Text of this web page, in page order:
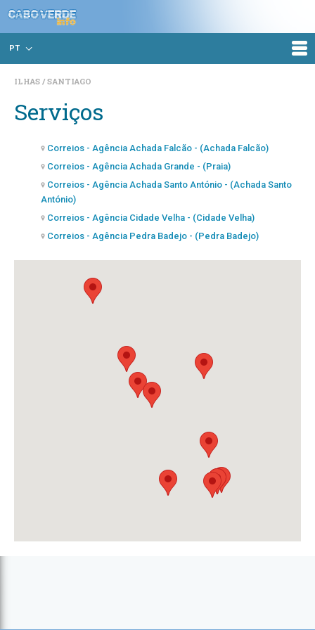
PT
ILHAS SANTIAGO
Serviços
Correios - Agência Achada Falcão - (Achada Falcão)
Correios - Agência Achada Grande - (Praia)
Correios - Agência Achada Santo António - (Achada Santo
António)
Correios - Agência Cidade Velha - (Cidade Velha)
Correios - Agência Pedra Badejo - (Pedra Badejo)
Correios - Agência Sta. Catarina - (Assomada - Sta.
Correios de Cabo Verde - Sede - (Praia)